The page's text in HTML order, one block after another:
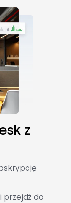
z
przejdź do